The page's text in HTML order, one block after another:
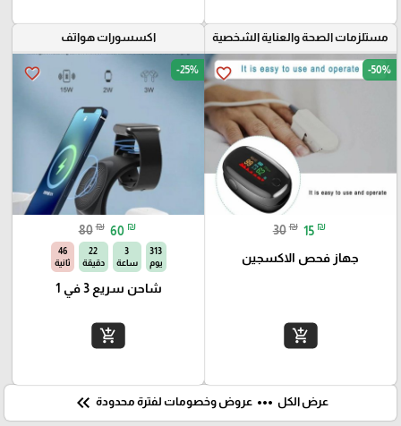
مستلزمات الصحة والعناية الشخصية
favorite_border -50%
30 ₪ 15 ₪
جهاز فحص الاكسجين
add_shopping_cart
اكسسورات هواتف
favorite_border -25%
80 ₪ 60 ₪
313
يوم
3
ساعة
22
دقيقة
44
ثانية
شاحن سريع 3 في 1
add_shopping_cart
عرض الكل more_horiz عروض وخصومات لفترة محدودة keyboard_double_arrow_left